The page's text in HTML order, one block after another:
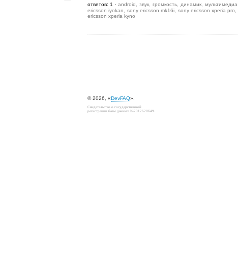
ответов: 1 android звук громкость динамик мультимедиа
ericsson iyokan
sony ericsson mk16i sony ericsson xperia pro
ericsson xperia kyno
© 2026, «DevFAQ».
Свидетельство о государственной
регистрации базы данных №2012620649.